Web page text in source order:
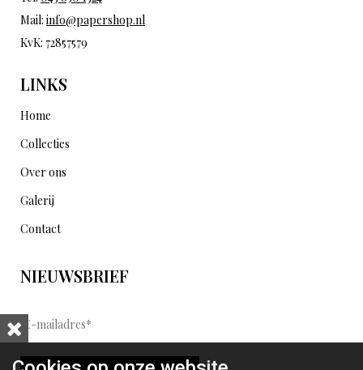
Mail: info@papershop.nl
KvK: 72857579
LINKS
Home
Collecties
Over ons
Galerij
Contact
NIEUWSBRIEF
E
-
m